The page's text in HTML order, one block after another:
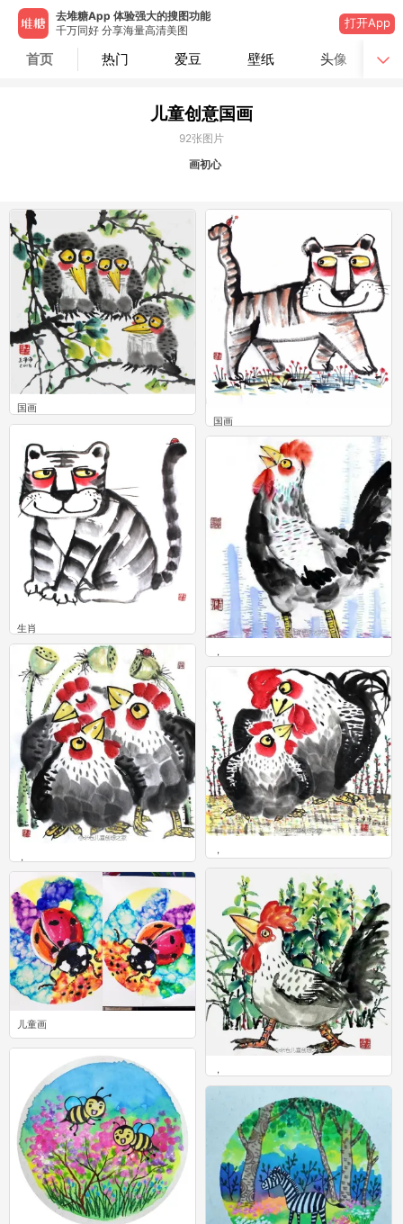
去堆糖App 体验强大的搜图功能
千万同好 分享海量高清美图
打开App
首页 热门 爱豆 壁纸 头像
儿童创意国画
92张图片
画初心
国画
0 国画
9
生肖
0
，
0
儿童画
1
，
0
，
0
，
0